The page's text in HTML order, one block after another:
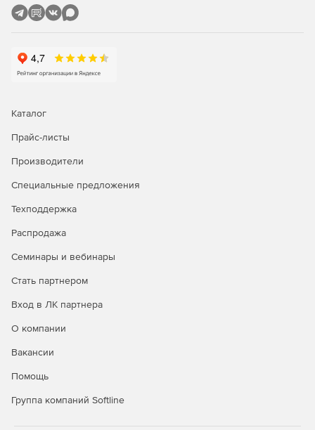
Доступ к проекту ограничен по умолчанию.
устанавливают права доступа к проектам.
Ссылки на проекты могут отправляться по эл.почте.
организационного хранения.
отражения вашей технологии совершенствования.
Шаблонов форм управления и инструментов.
Создание новых информационных полей или
редактирование уже существующих.
Мониторинг проделанных изменений. Таким образом,
изменено.
Каталог
Прайс-листы
Производители
Специальные предложения
Техподдержка
Распродажа
Семинары и вебинары
Стать партнером
Вход в ЛК партнера
О компании
Вакансии
Помощь
Группа компаний Softline